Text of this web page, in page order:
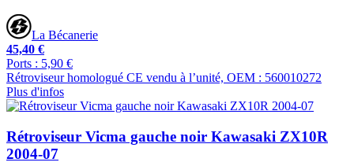
La Bécanerie
45,40 €
Ports : 5,90 €
Rétroviseur homologué CE vendu à l’unité, OEM : 560010272
Plus d'infos
Rétroviseur Vicma gauche noir Kawasaki ZX10R
2004-07